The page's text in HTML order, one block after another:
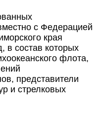
с Федерацией
края
в состав которых
флота,
представители
и стрелковых